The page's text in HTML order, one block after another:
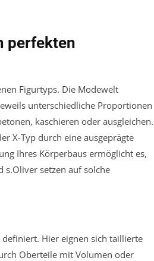
perfekten
Figurtyps. Die Modewelt
unterschiedliche Proportionen
kaschieren oder ausgleichen.
X-Typ durch eine ausgeprägte
Ihres Körperbaus ermöglicht es,
s.Oliver setzen auf solche
Hier eignen sich taillierte
Oberteile mit Volumen oder